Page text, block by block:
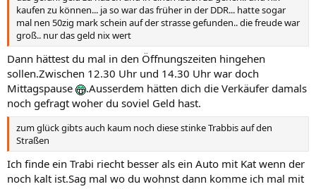
kaufen zu können... ja so war das früher in der DDR... hatte sogar
mal nen 50zig mark schein auf der strasse gefunden.. die freude war
groß.. nur das geld nix wert
Dann hättest du mal in den Öffnungszeiten hingehen
sollen.Zwischen 12.30 Uhr und 14.30 Uhr war doch
Mittagspause
.Ausserdem hätten dich die Verkäufer damals
noch gefragt woher du soviel Geld hast.
zum glück gibts auch kaum noch diese stinke Trabbis auf den
Straßen
Ich finde ein Trabi riecht besser als ein Auto mit Kat wenn der
noch kalt ist.Sag mal wo du wohnst dann komme ich mal mit